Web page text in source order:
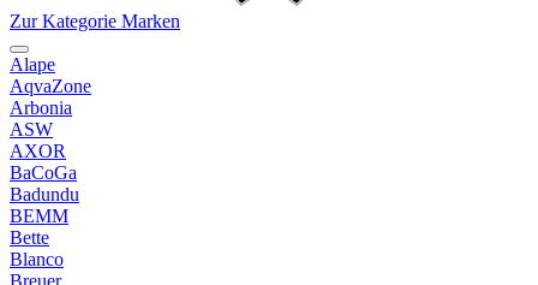
Zur Kategorie Marken
Alape
AqvaZone
Arbonia
ASW
AXOR
BaCoGa
Badundu
BEMM
Bette
Blanco
Breuer